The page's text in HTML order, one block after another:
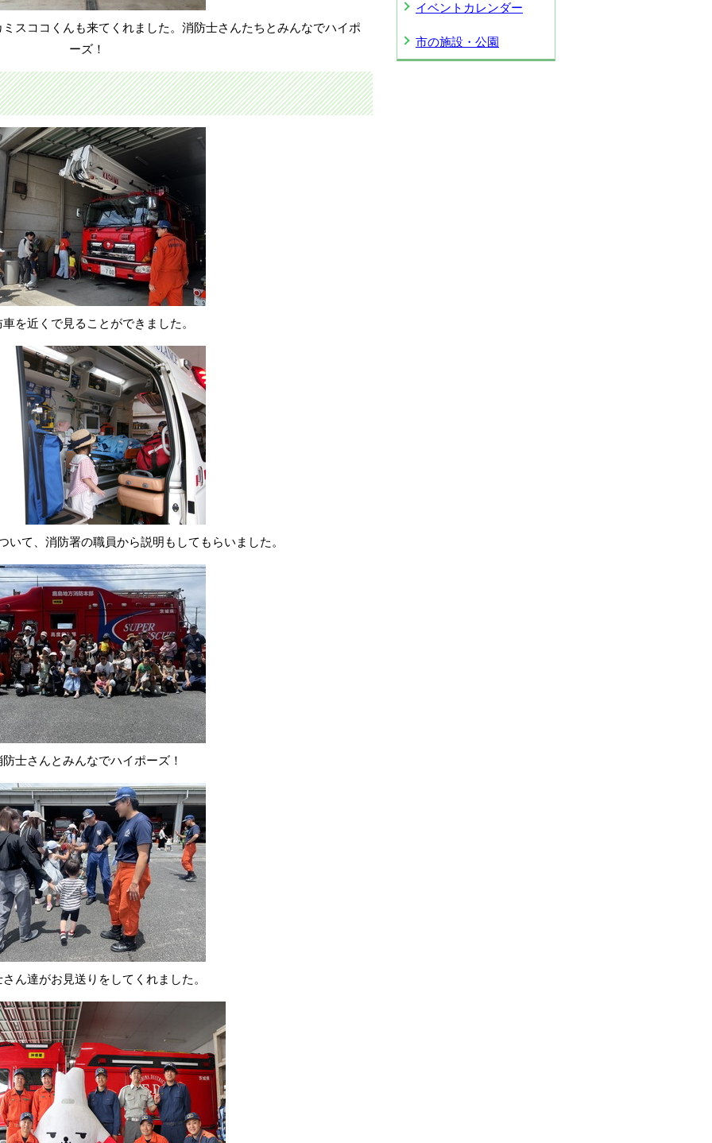
スココくんも来てくれました。消防士さんたちとみんなでハイポ
ーズ！
を近くで見ることができました。
いて、消防署の職員から説明もしてもらいました。
防士さんとみんなでハイポーズ！
ん達がお見送りをしてくれました。
イベントカレンダー
市の施設・公園